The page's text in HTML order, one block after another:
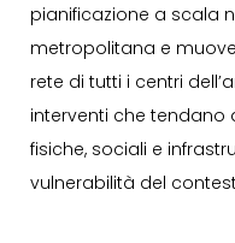
pianificazione a scala
metropolitana e
rete di tutti i centri
interventi che tendano
fisiche, sociali e
vulnerabilità del